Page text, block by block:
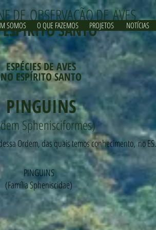
DE OBSERVAÇÃO DE AVES
ESPÍRITO SANTO
ESPÉCIES DE AVES
NO ESPÍRITO SANTO
PINGUINS
Sphenisciformes)
Ordem, das quais temos conhecimento, no ES.
PINGUINS
(Família Spheniscidae)
SOMOS
O QUE FAZEMOS PROJETOS NOTÍCIAS